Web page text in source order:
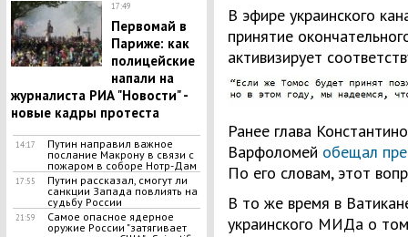
17:49
Первомай в
Париже: как
полицейские
напали на
журналиста РИА "Новости" -
новые кадры протеста
14:17
Путин направил важное
послание Макрону в связи с
пожаром в соборе Нотр-Дам
17:55
Путин рассказал, смогут ли
санкции Запада повлиять на
судьбу России
21:59
Самое опасное ядерное
оружие России "затягивает
В эфире украинского
принятие
активизирует
Ранее глава
Варфоломей обещал
По его словам, этот
В то же время в
украинского МИДа о